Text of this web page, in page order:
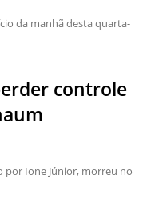
da manhã desta quarta-
controle
Ione Júnior, morreu no